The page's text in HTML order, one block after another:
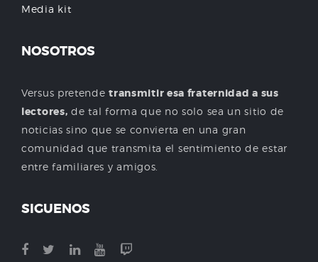
Media kit
NOSOTROS
Versus pretendetransmitir esa fraternidad a sus
lectores, de tal forma que no solo sea un sitio de
noticias sino que se convierta en una gran
comunidad que transmita el sentimiento de estar
entre familiares y amigos.
SIGUENOS